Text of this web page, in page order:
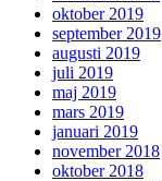
oktober 2019
september 2019
augusti 2019
juli 2019
maj 2019
mars 2019
januari 2019
november 2018
oktober 2018